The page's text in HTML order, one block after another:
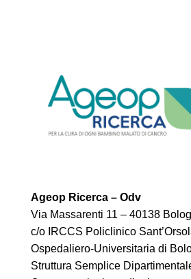
Ageop Ricerca – Odv
Via Massarenti 11 – 40138
c/o IRCCS Policlinico
Ospedaliero-Universitaria di
Struttura Semplice